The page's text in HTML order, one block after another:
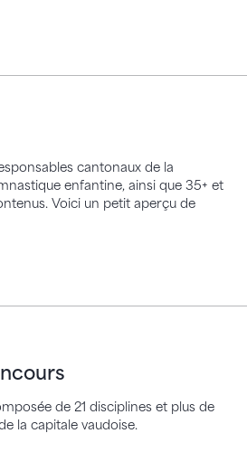
cantonaux de la
enfantine, ainsi que 35+ et
Voici un petit aperçu de
de 21 disciplines et plus de
la capitale vaudoise.